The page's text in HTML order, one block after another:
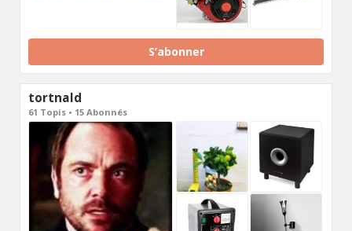
S’abonner
tortnald
61 Topis • 15 Abonnés